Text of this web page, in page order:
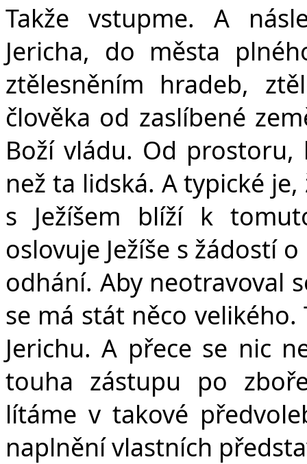
Takže vstupme. A
Jericha, do města
ztělesněním hradeb,
člověka od zaslíbené
Boží vládu. Od
než ta lidská. A typické
s Ježíšem blíží k
oslovuje Ježíše s žádostí
odhání. Aby neotravoval
se má stát něco
Jerichu. A přece se nic
touha zástupu po
lítáme v takové
naplnění vlastních